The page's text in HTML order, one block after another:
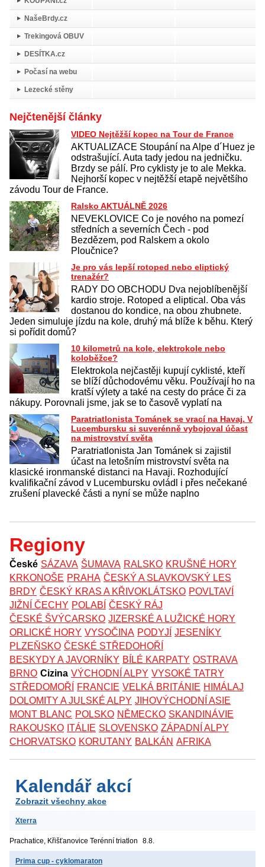
NašeBrdy.cz
Trekingová OBUV
DESÍTKA.cz
Počasí na webu
Lezecké stěny
Nejčtenější články
VIDEO Nejtěžší kopec na Tour de France
AKTUALIZACE Stoupání na Alpe d´Huez je
odstrašující. Auta tady jedou na jedničku.
Brzdy se pálí. Pro cyklisty je to ale Mekka.
Nejhorší kopec v nejtěžší etapě největšího
závodu Tour de France.
Ralsko AKTUÁLNĚ 2026
NEVEKLOVICE Co je nového na pomezí
středních a severních Čech - pod
Bezdězem, pod Ralskem a okolo
Ploučnice?
Je pro vás lepší rotoped nebo eliptický
trenažér?
RADY DO OBCHODU Dva nejoblíbenější
kardio stroje. Rotoped a eliptical. Oba vás
dostanou do kondice, na obou zhubnete.
Jeden simuluje jízdu na kole, druhý má blíže k běhu. Který
si pořídit domů?
10 kilometrů na kole, elektrokole nebo
koloběžce?
Elektrokola nejčastěji kupují cyklisté, kteří
se blíží důchodovému věku. Používají ho na
kratší výlety a také na cesty do práce či za
nákupy. Porovnali jsme, jak se to časově vyplatí na
Paratriatlonista Tománek se vrací na Havaj. V
Lucembursku si suverénně vybojoval účast
na mistrovství světa
Paratriatlonista Jan Tománek si zajistil
účast na letošním mistrovství světa na
klasické ironmanské distanci na Havaji. Rozhodující
kvalifikační závod v Lucembursku ovládl i přes nečekané
zrušení plavecké části a nyní se může naplno
Regiony
České SÁZAVA ŠUMAVA RALSKO KRUŠNÉ HORY
KRKONOŠE PRAHA ČESKÝ A SLAVKOVSKÝ LES
BRDY ČESKÝ KRAS A KŘIVOKLÁTSKO POVLTAVÍ
JIŽNÍ ČECHY POLABÍ ČESKÝ RÁJ
ČESKÉ ŠVÝCARSKO JIZERSKÉ A LUŽICKÉ HORY
ORLICKÉ HORY VYSOČINA PODYJÍ JESENÍKY
PLZEŇSKO ČESKÉ STŘEDOHOŘÍ
BESKYDY A JAVORNÍKY BÍLÉ KARPATY OSTRAVA
BRNO Cizina VÝCHODNÍ ALPY VYSOKÉ TATRY
STŘEDOMOŘÍ
FRANCIE VELKÁ BRITÁNIE HIMÁLAJ
DOLOMITY A JULSKÉ ALPY JIHOVÝCHODNÍ ASIE
MONT BLANC POLSKO NĚMECKO SKANDINÁVIE
RAKOUSKO ITÁLIE SLOVENSKO ZÁPADNÍ ALPY
CHORVATSKO KORUTANY BALKÁN AFRIKA
Kalendář akcí
Zobrazit všechny akce
Xterra
Prachatice, Křišťanovice Terénní triatlon 8.8.
Prima cup - cyklomaraton